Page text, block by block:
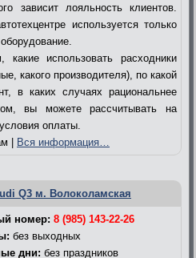
зависит лояльность клиентов.
используется только
использовать расходники
какого производителя), по какой
в каких случаях рациональнее
вы можете рассчитывать на
оплаты.
| Вся информация…
Q3 м. Волоколамская
номер: 8 (985) 143-22-26
без выходных
дни: без праздников